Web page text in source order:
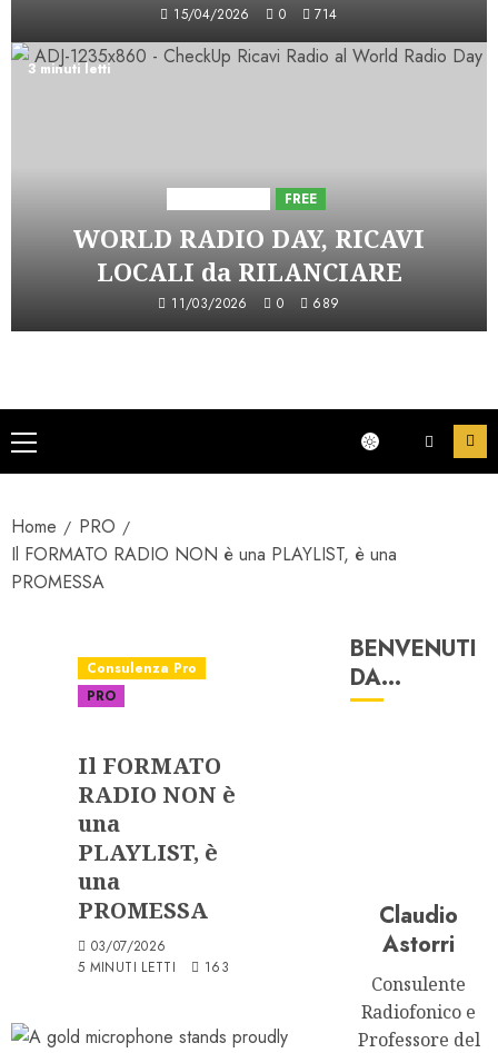
15/04/2026 0 714
3 minuti letti
FREE
WORLD RADIO DAY, RICAVI
LOCALI da RILANCIARE
11/03/2026 0 689
Menu
principale
Home
PRO
Il FORMATO RADIO NON è una PLAYLIST, è una
PROMESSA
Consulenza Pro
PRO
Il FORMATO
RADIO NON è
una
PLAYLIST, è
una
PROMESSA
03/07/2026
5 MINUTI LETTI
163
BENVENUTI
DA…
Claudio
Astorri
Consulente
Radiofonico e
Professore del